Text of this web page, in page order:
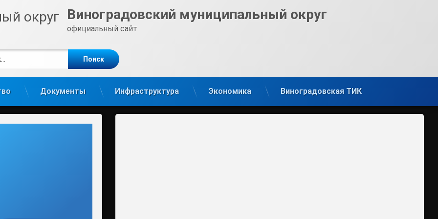
Виноградовский муниципальный округ
официальный сайт
Документы Инфраструктура Экономика Виноградовская ТИК